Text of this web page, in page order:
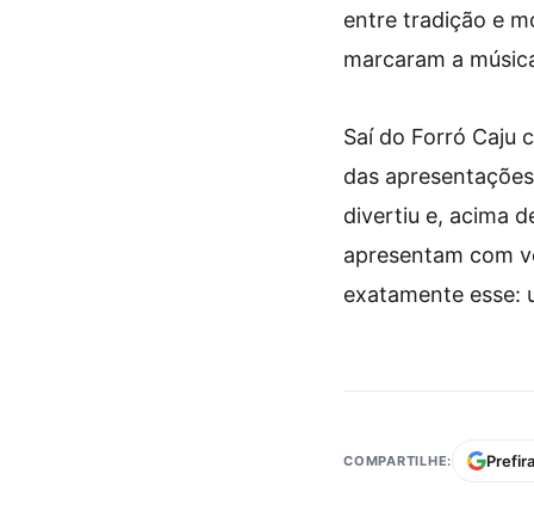
entre tradição e
marcaram a
Saí do Forró Caju
das
divertiu e, acima
apresentam com
exatamente esse:
COMPARTILHE: